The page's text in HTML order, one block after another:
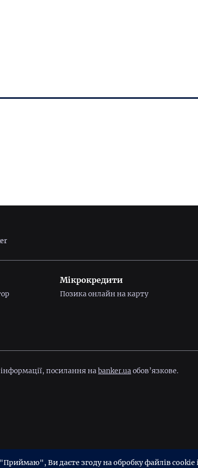
Мікрокредити
Позика онлайн на карту
посилання наbanker.uaобов’язкове.
Ви даєте згоду на обробку файлів cookie